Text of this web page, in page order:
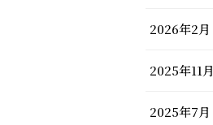
2026年2月
2025年11月
2025年7月